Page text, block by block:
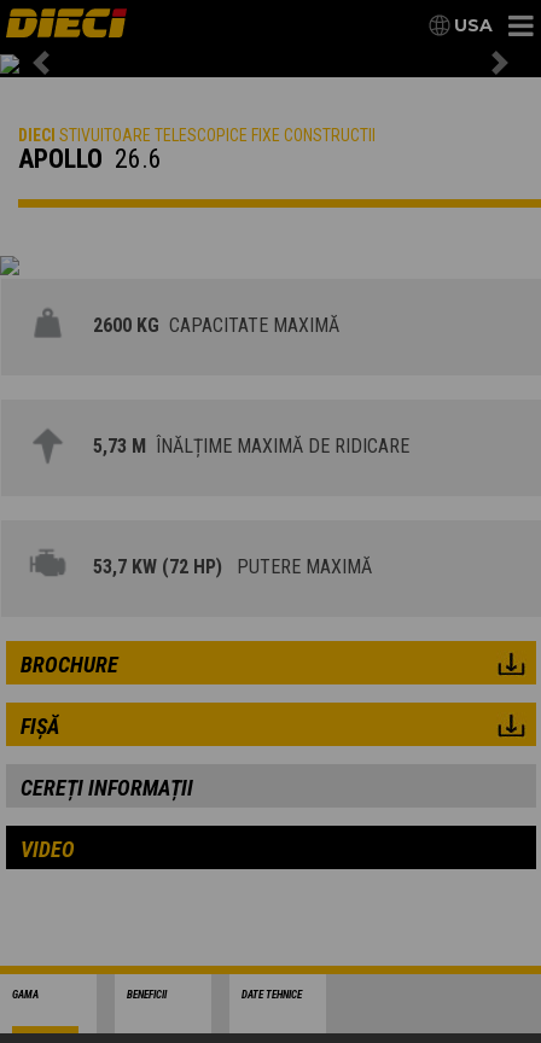
USA
Previous
DIECI STIVUITOARE TELESCOPICE FIXE CONSTRUCTII
APOLLO 26.6
2600 KG CAPACITATE MAXIMĂ
5,73 M ÎNĂLȚIME MAXIMĂ DE RIDICARE
53,7 KW (72 HP) PUTERE MAXIMĂ
BROCHURE
FIȘĂ
CEREȚI INFORMAȚII
VIDEO
GAMA BENEFICII DATE TEHNICE